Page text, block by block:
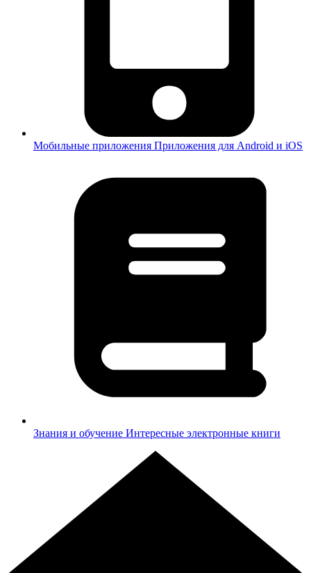
Мобильные приложения Приложения для Android и iOS
Знания и обучение Интересные электронные книги